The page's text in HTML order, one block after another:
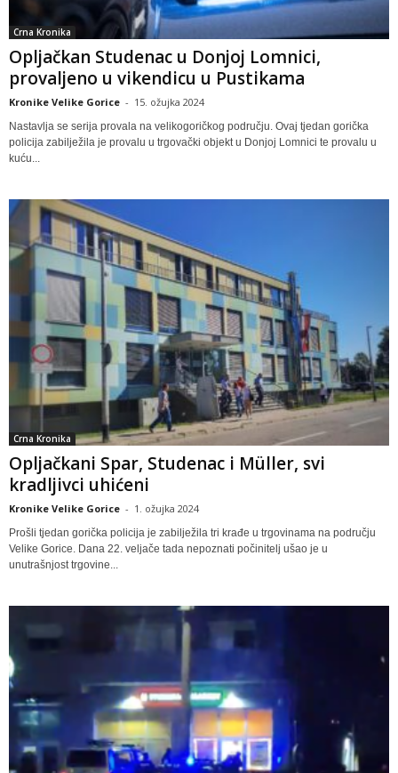
Crna Kronika
Opljačkan Studenac u Donjoj Lomnici,
provaljeno u vikendicu u Pustikama
Kronike Velike Gorice - 15. ožujka 2024
Nastavlja se serija provala na velikogoričkog području. Ovaj tjedan gorička
policija zabilježila je provalu u trgovački objekt u Donjoj Lomnici te provalu u
kuću...
Crna Kronika
Opljačkani Spar, Studenac i Müller, svi
kradljivci uhićeni
Kronike Velike Gorice - 1. ožujka 2024
Prošli tjedan gorička policija je zabilježila tri krađe u trgovinama na području
Velike Gorice. Dana 22. veljače tada nepoznati počinitelj ušao je u
unutrašnjost trgovine...